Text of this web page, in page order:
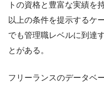
トの資格と豊富な実績を
以上の条件を提示するケ
でも管理職レベルに到達
とがある。
フリーランスのデータベ